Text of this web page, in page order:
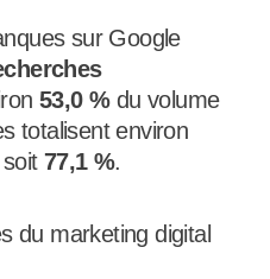
sur Google
53,0 %du volume
totalisent environ
soit77,1 %.
du marketing digital